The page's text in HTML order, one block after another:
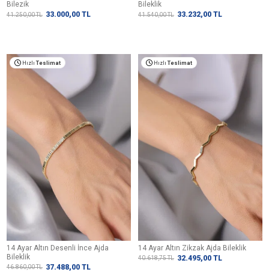
Bilezik
41.250,00TL 33.000,00 TL
Bileklik
41.540,00TL 33.232,00 TL
Hızlı Teslimat
14 Ayar Altın Desenli İnce Ajda
Bileklik
46.860,00TL 37.488,00 TL
Hızlı Teslimat
14 Ayar Altın Zikzak Ajda Bileklik
40.618,75TL 32.495,00 TL